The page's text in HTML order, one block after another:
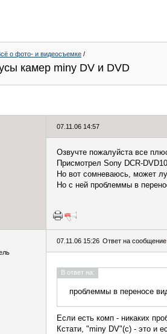
о фото- и видеосъемке /
камер miny DV и DVD
07.11.06 14:57
Озвучте пожалуйста все
Присмотрел Sony DCR-
Но вот сомневаюсь, может
Но с ней проблеммы в
07.11.06 15:26 Ответ на сообщение
В ответ на:
проблеммы в переносе
Если есть комп - никаких
Кстати, "miny DV"(с) - это и